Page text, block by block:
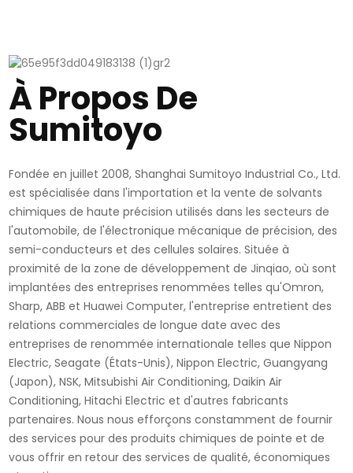
À Propos De
Sumitoyo
Fondée en juillet 2008, Shanghai Sumitoyo Industrial Co., Ltd.
est spécialisée dans l'importation et la vente de solvants
chimiques de haute précision utilisés dans les secteurs de
l'automobile, de l'électronique mécanique de précision, des
semi-conducteurs et des cellules solaires. Située à
proximité de la zone de développement de Jinqiao, où sont
implantées des entreprises renommées telles qu'Omron,
Sharp, ABB et Huawei Computer, l'entreprise entretient des
relations commerciales de longue date avec des
entreprises de renommée internationale telles que Nippon
Electric, Seagate (États-Unis), Nippon Electric, Guangyang
(Japon), NSK, Mitsubishi Air Conditioning, Daikin Air
Conditioning, Hitachi Electric et d'autres fabricants
partenaires. Nous nous efforçons constamment de fournir
des services pour des produits chimiques de pointe et de
vous offrir en retour des services de qualité, économiques